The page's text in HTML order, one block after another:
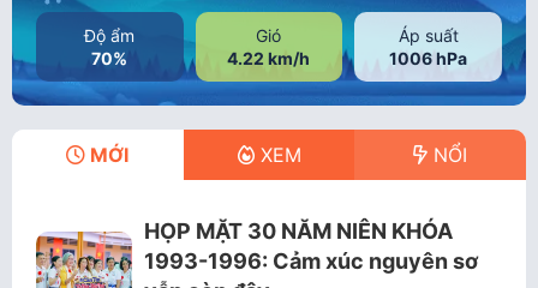
Độ ẩm
70%
Gió
4.22 km/h
Áp suất
1006 hPa
MỚI XEM NỔI
HỌP MẶT 30 NĂM NIÊN KHÓA
1993-1996: Cảm xúc nguyên sơ